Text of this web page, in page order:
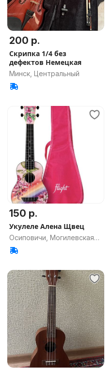
200 р.
Скрипка 1/4 без
дефектов Немецкая
Минск, Центральный
150 р.
Укулеле Алена Щвец
Осиповичи, Могилевская
обл.